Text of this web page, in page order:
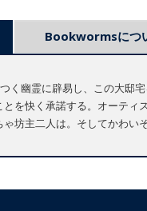
Bookwormsにつ
く幽霊に辟易し、この大邸
を快く承諾する。オーテ
坊主二人は。そしてかわい